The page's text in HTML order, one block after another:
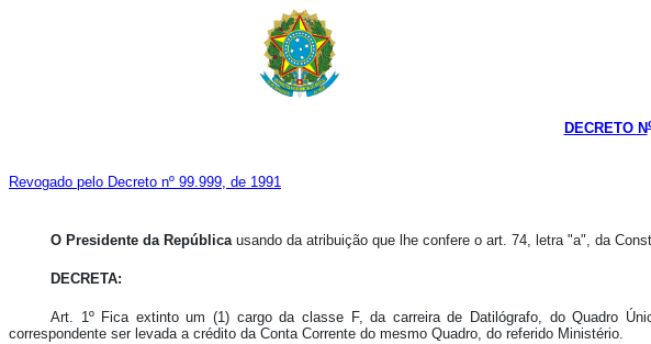
DECRETO N
Revogado pelo Decreto nº 99.999, de 1991
O Presidente da República usando da atribuição que lhe confere o art. 74, letra "a", da
DECRETA:
Art. 1º Fica extinto um (1) cargo da classe F, da carreira de Datilógrafo, do Quadro
correspondente ser levada a crédito da Conta Corrente do mesmo Quadro, do referido Ministério.